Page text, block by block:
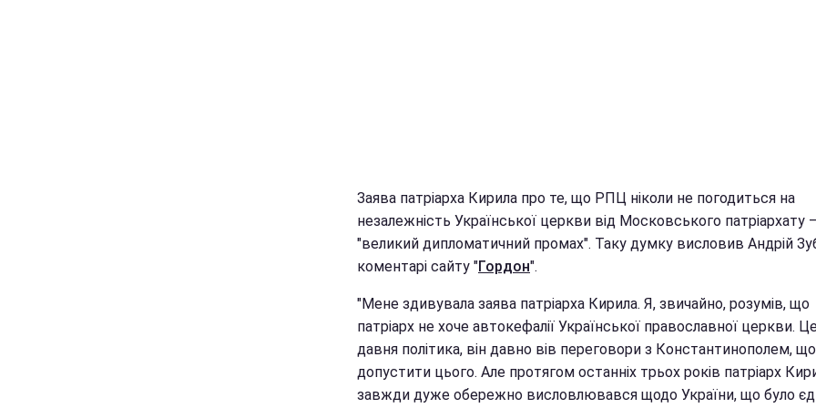
Заява патріарха Кирила про те, що РПЦ ніколи не погодиться на
незалежність Української церкви від Московського патріархату
"великий дипломатичний промах". Таку думку висловив Андрій
коментарі сайту "Гордон".
"Мене здивувала заява патріарха Кирила. Я, звичайно, розумів, що
патріарх не хоче автокефалії Української православної церкви.
давня політика, він давно вів переговори з Константинополем,
допустити цього. Але протягом останніх трьох років патріарх
завжди дуже обережно висловлювався щодо України, що було